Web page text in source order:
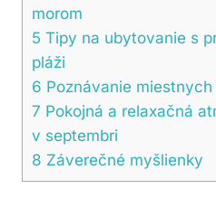
morom
5 Tipy na ubytovanie s
pláži
6 Poznávanie
7 Pokojná a relaxačná
v septembri
8 Záverečné myšlienky